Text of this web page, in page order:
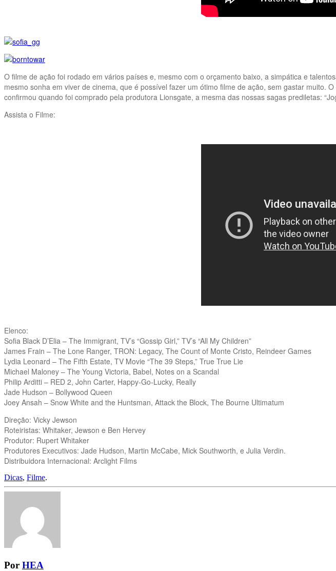
O filme de ação foi rodado em vários países e, mesmo com o orçamento baixo, a simpática e
mesmo sonha em viver de cinema, que é possível fazer um ótimo filme de ação, sem gastar muito.
confirmou quando foi comprado pela produtora Lionsgate, a mesma das nossas sagas prediletas:
Assista o Filme:
Elenco:
Sofia Black D’Elia – The Immigrant, TV’s “Gossip Girl,” TV’s “All My Children”
James Frain – The Lone Ranger, TRON: Legacy, The Count of Monte Cristo, Reindeer Games
Lydia Leonard – The Fifth Estate, TV Movie “The 39 Steps,” True True Lie
Michael Maloney – The Young Victoria, Babel, Notes on a Scandal
Philip Arditti – RED 2, John Carter, Happy-Go-Lucky, Really
Jade Hudson – Bollywood Queen
Joey Ansah – Snow White and the Huntsman, Attack the Block, The Bourne Ultimatum
Direção: Vicky Jewson
Roteiristas: Whitaker, Jewson e Ben Hervey
Produtor: Rupert Whitaker
Produtores Executivos: Jade Hudson, Martin McCabe, Mick Southworth, e Julia Verdin.
Distribuidora Internacional: Arclight Films
Dicas, Filme.
Por HEA